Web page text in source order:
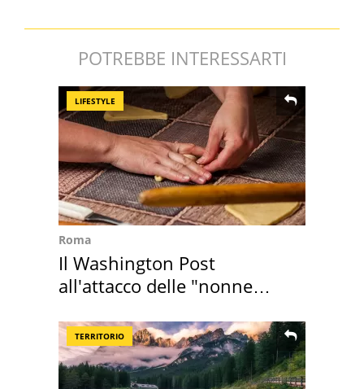
POTREBBE INTERESSARTI
LIFESTYLE
Roma
Il Washington Post
all'attacco delle "nonne
TERRITORIO